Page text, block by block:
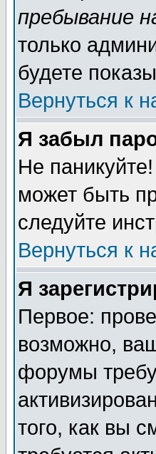
пребывание
только
будете
Вернуться к
Я забыл
Не
может быть
следуйте
Вернуться к
Я
Первое:
возможно,
форумы
того, как вы